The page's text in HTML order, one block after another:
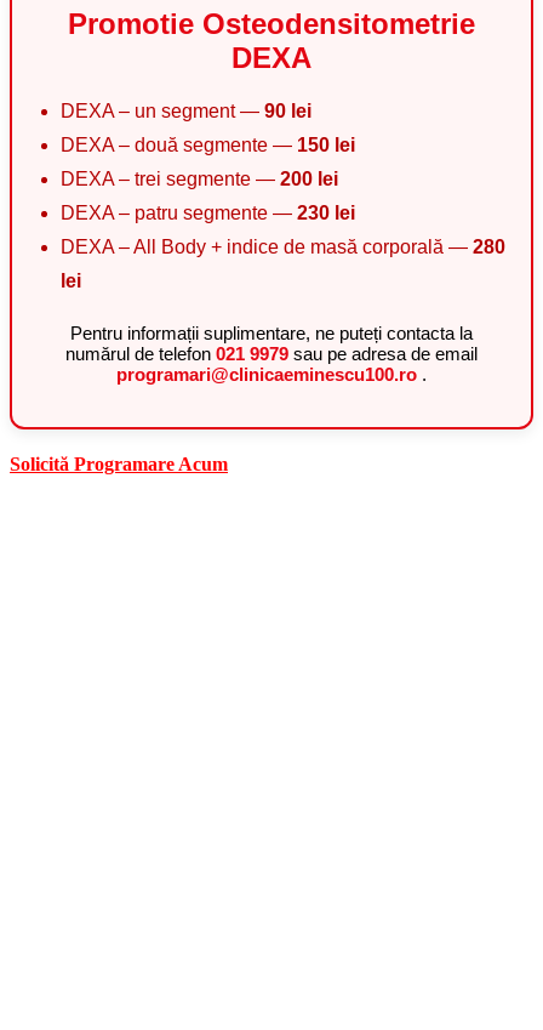
Promotie Osteodensitometrie
DEXA
DEXA – un segment — 90 lei
DEXA – două segmente — 150 lei
DEXA – trei segmente — 200 lei
DEXA – patru segmente — 230 lei
DEXA – All Body + indice de masă corporală — 280
lei
Pentru informații suplimentare, ne puteți contacta la
numărul de telefon 021 9979 sau pe adresa de email
programari@clinicaeminescu100.ro .
Solicită Programare Acum